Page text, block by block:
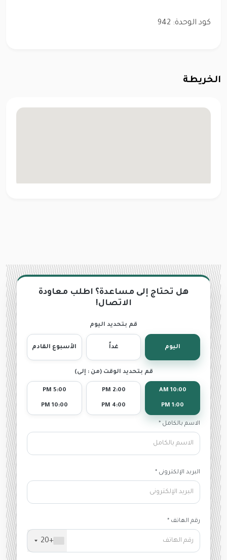
كود الوحدة: 942
الخريطة
هل تحتاج إلى مساعدة؟ اطلب معاودة
الاتصال!
قم بتحديد اليوم
اليوم غداً الأسبوع القادم
قم بتحديد الوقت (من : إلى)
10:00 AM
1:00 PM
2:00 PM
4:00 PM
5:00 PM
10:00 PM
الاسم بالكامل *
البريد الإلكترونى *
رقم الهاتف *
+20